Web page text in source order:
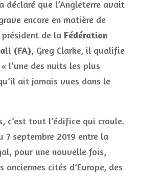
déclaré que l’Angleterre avait
encore en matière de
de la Fédération
(FA), Greg Clarke, il qualifie
l’une des nuits les plus
ait jamais vues dans le
c’est tout l’édifice qui croule.
7 septembre 2019 entre la
pour une nouvelle fois,
anciennes cités d’Europe, des